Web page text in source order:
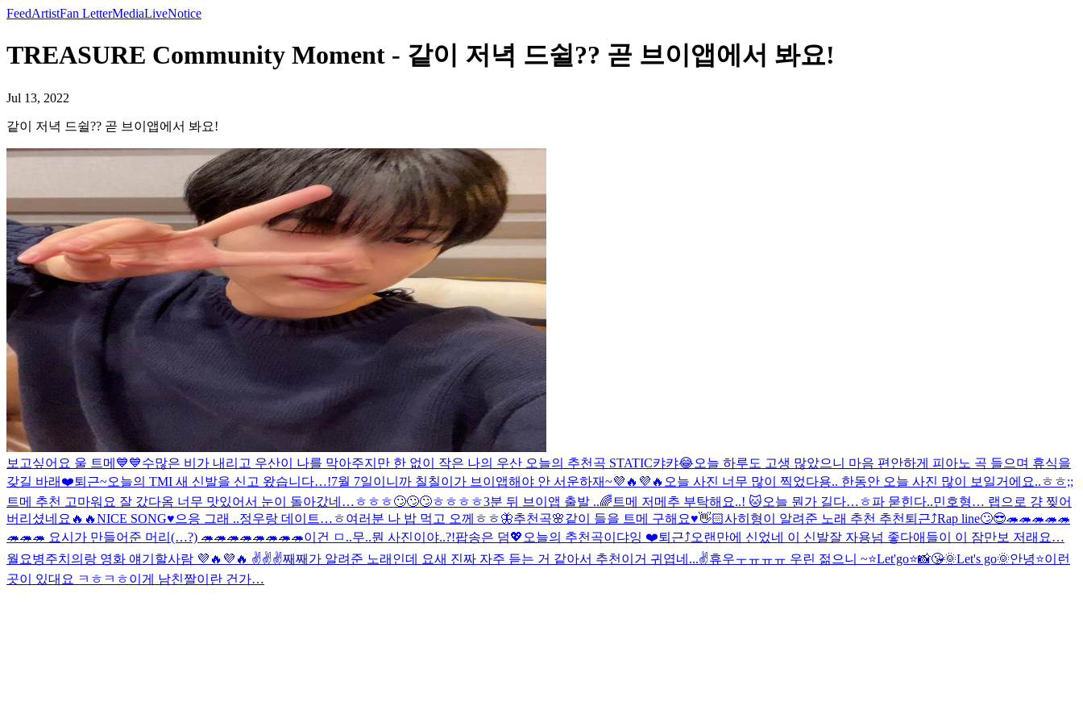
FeedArtistFan LetterMediaLiveNotice
TREASURE Community Moment - 같이 저녁 드쉴?? 곧 브이앱에서 봐요!
Jul 13, 2022
같이 저녁 드쉴?? 곧 브이앱에서 봐요!
보고싶어요 울 트메💙💙수많은 비가 내리고 우산이 나를 막아주지만 한 없이 작은 나의 우산 오늘의 추천곡 STATIC캬캬😂오늘 하루도 고생 많았으니 마음 편안하게 피아노 곡 들으며 휴식을
갖길 바래❤️퇴근~오늘의 TMI 새 신발을 신고 왔습니다…!7월 7일이니까 칠칠이가 브이앱해야 안 서운하재~💜🔥💜🔥 오늘 사진 너무 많이 찍었다용.. 한동안 오늘 사진 많이 보일거에요..ㅎㅎ;;
트메 추천 고마워요 잘 갔다옴 너무 맛있어서 눈이 돌아갔네…ㅎㅎㅎ🙄🙄🙄ㅎㅎㅎㅎ3분 뒤 브이앱 출발 ..🌈 트메 저메추 부탁해요..! 🐱오늘 뭔가 길다…ㅎ파 묻힌다..민호형… 랩으로 걍 찢어
버리셨네요🔥🔥NICE SONG♥️으응 그래 ..정우랑 데이트…ㅎ여러분 나 밥 먹고 오께ㅎㅎ🦋추천곡🌸같이 들을 트메 구해요♥️👋🏻사히형이 알려준 노래 추천 추천 퇴근⤴︎Rap line🙄😎🦔🦔🦔🦔🦔
🦔🦔🦔 요시가 만들어준 머리(…?) 🦔🦔🦔🦔🦔🦔🦔🦔이건 ㅁ..무..뭔 사진이야..?!팝송은 덤💖 오늘의 추천곡이댜잉 ❤️퇴근⤴︎오랜만에 신었네 이 신발잘 자용넘 좋다애들이 이 잠만보 저래요…
월요병주치의랑 영화 얘기할사람 💜🔥💜🔥 ✌️✌️✌️째째가 알려준 노래인데 요새 진짜 자주 듣는 거 같아서 추천 이거 귀엽네...✌️휴우ㅜㅠㅠㅠ 우린 젊으니 ~⭐️Let'go⭐️📸😘🌞Let's go🌞안녕⭐️이런
곳이 있대요 ㅋㅎㅋㅎ이게 남친짤이란 건가…